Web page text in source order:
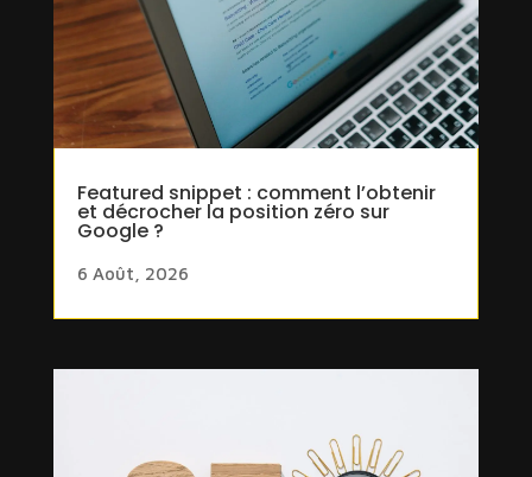
Featured snippet : comment l’obtenir
et décrocher la position zéro sur
Google ?
6 Août, 2026